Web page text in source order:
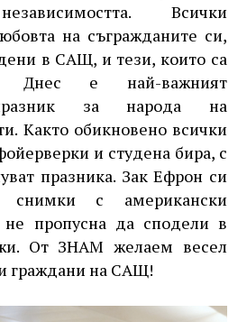
Всички
на съгражданите си,
в САЩ, и тези, които са
Днес е най-важният
за народа на
Както обикновено всички
и студена бира, с
празника. Зак Ефрон си
снимки с американски
не пропусна да сподели в
От ЗНАМ желаем весел
граждани на САЩ!